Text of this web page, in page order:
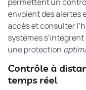
envoient des alertes
accès et consulter
systèmes
une protection
Contrôle à
temps réel